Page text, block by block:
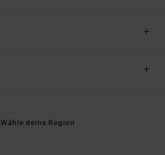
Wähle deine Region